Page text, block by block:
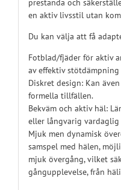
prestanda och
en aktiv livsstil utan
Du kan välja att få
Fotblad/fjäder för aktiv
av effektiv
Diskret design: Kan
formella tillfällen.
Bekväm och aktiv häl:
eller långvarig
Mjuk men dynamisk
samspel med hälen,
mjuk övergång, vilket
gångupplevelse, från